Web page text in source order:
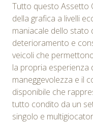
Tutto questo Assetto
della grafica a livelli
maniacale dello stato
deterioramento e
veicoli che
la propria esperienza
maneggevolezza e il
disponibile che
tutto condito da un
singolo e